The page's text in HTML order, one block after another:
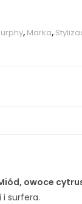
, Marka,
owoce
i surfera.